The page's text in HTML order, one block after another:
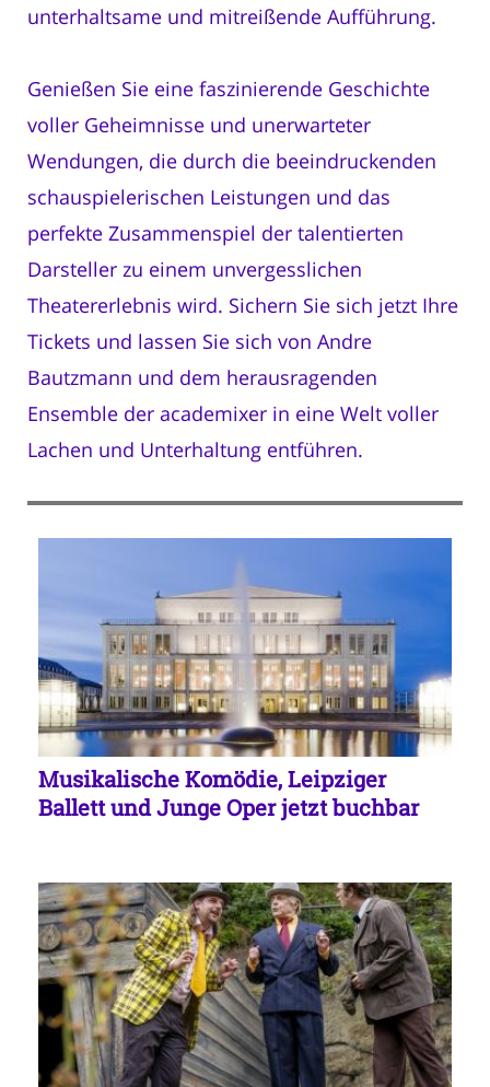
unterhaltsame und mitreißende Aufführung.
Genießen Sie eine faszinierende Geschichte
voller Geheimnisse und unerwarteter
Wendungen, die durch die beeindruckenden
schauspielerischen Leistungen und das
perfekte Zusammenspiel der talentierten
Darsteller zu einem unvergesslichen
Theatererlebnis wird. Sichern Sie sich jetzt Ihre
Tickets und lassen Sie sich von Andre
Bautzmann und dem herausragenden
Ensemble der academixer in eine Welt voller
Lachen und Unterhaltung entführen.
Musikalische Komödie, Leipziger
Ballett und Junge Oper jetzt buchbar